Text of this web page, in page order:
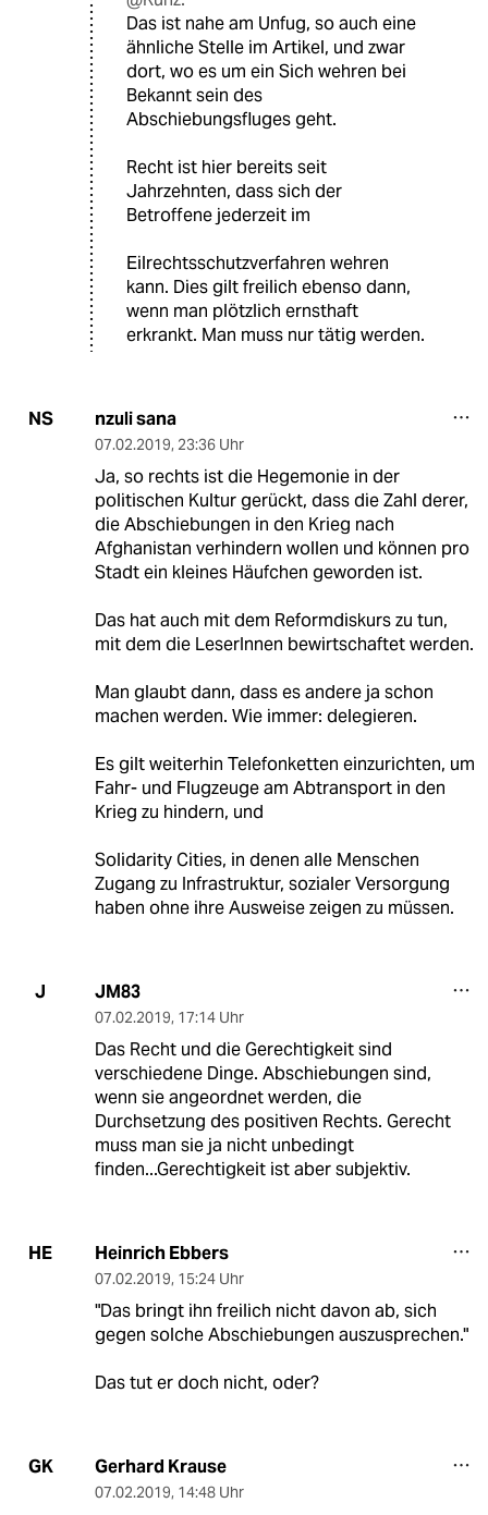
Das ist nahe am Unfug, so auch eine
ähnliche Stelle im Artikel, und zwar
dort, wo es um ein Sich wehren bei
Bekannt sein des
Abschiebungsfluges geht.
Recht ist hier bereits seit
Jahrzehnten, dass sich der
Betroffene jederzeit im
Eilrechtsschutzverfahren wehren
kann. Dies gilt freilich ebenso dann,
wenn man plötzlich ernsthaft
erkrankt. Man muss nur tätig werden.
NS nzuli sana
07.02.2019, 23:36 Uhr
Ja, so rechts ist die Hegemonie in der
politischen Kultur gerückt, dass die Zahl derer,
die Abschiebungen in den Krieg nach
Afghanistan verhindern wollen und können pro
Stadt ein kleines Häufchen geworden ist.
Das hat auch mit dem Reformdiskurs zu tun,
mit dem die LeserInnen bewirtschaftet werden.
Man glaubt dann, dass es andere ja schon
machen werden. Wie immer: delegieren.
Es gilt weiterhin Telefonketten einzurichten, um
Fahr- und Flugzeuge am Abtransport in den
Krieg zu hindern, und
Solidarity Cities, in denen alle Menschen
Zugang zu Infrastruktur, sozialer Versorgung
haben ohne ihre Ausweise zeigen zu müssen.
J JM83
07.02.2019, 17:14 Uhr
Das Recht und die Gerechtigkeit sind
verschiedene Dinge. Abschiebungen sind,
wenn sie angeordnet werden, die
Durchsetzung des positiven Rechts. Gerecht
muss man sie ja nicht unbedingt
finden...Gerechtigkeit ist aber subjektiv.
HE Heinrich Ebbers
07.02.2019, 15:24 Uhr
"Das bringt ihn freilich nicht davon ab, sich
gegen solche Abschiebungen auszusprechen."
Das tut er doch nicht, oder?
GK Gerhard Krause
07.02.2019, 14:48 Uhr